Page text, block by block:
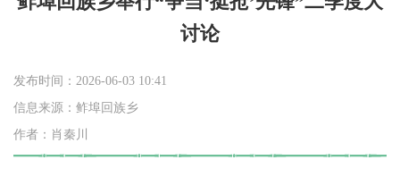
讨论
发布时间：2026-06-03 10:41
信息来源：鲊埠回族乡
作者：肖秦川